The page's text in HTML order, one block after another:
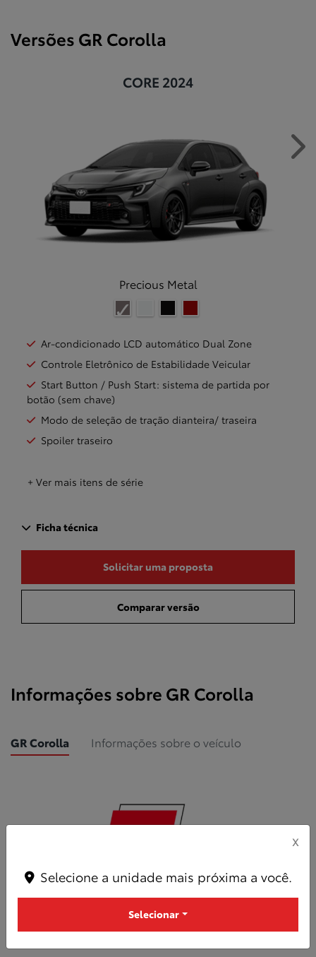
Versões GR Corolla
CORE 2024
Precious Metal
Ar-condicionado LCD automático Dual Zone
Controle Eletrônico de Estabilidade Veicular
Start Button / Push Start: sistema de partida por
botão (sem chave)
Modo de seleção de tração dianteira/ traseira
Spoiler traseiro
+ Ver mais itens de série
Ficha técnica
Solicitar uma proposta
Comparar versão
Informações sobre GR Corolla
GR Corolla Informações sobre o veículo
X
Selecione a unidade mais próxima a você.
Selecionar